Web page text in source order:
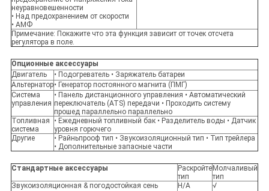
неуравновешенности
• Над предохранением от скорости
• АМФ
Примечание: Покажите что эта функция зависит от точек отсчета
регулятора в поле.
Опционные аксессуары
Двигатель
• Подогреватель • Заряжатель батареи
Альтернатор• Генератор постоянного магнита (ПМГ)
Система
управления
• Панель дистанционного управления • Автоматический
переключатель (ATS) передачи • Проходить систему
прошед параллельно параллельно
Топливная
система
• Ежедневный топливный бак • Разделитель воды • Датчик
уровня горючего
Другие
• Райньпрооф тип • Звукоизоляционный тип • Тип трейлера
• Дополнительные запасные части
Стандартные аксессуары
Раскройте
тип
Молчаливый
тип
Звукоизоляционная & погодостойкая сень
Н/А √